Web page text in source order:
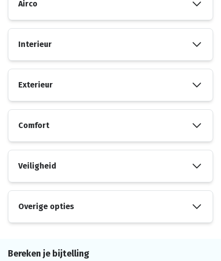
Airco
Interieur
Exterieur
Comfort
Veiligheid
Overige opties
Bereken je bijtelling